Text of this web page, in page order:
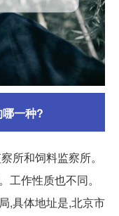
一种?
所和饲料监察所。
作性质也不同。
,具体地址是,北京市